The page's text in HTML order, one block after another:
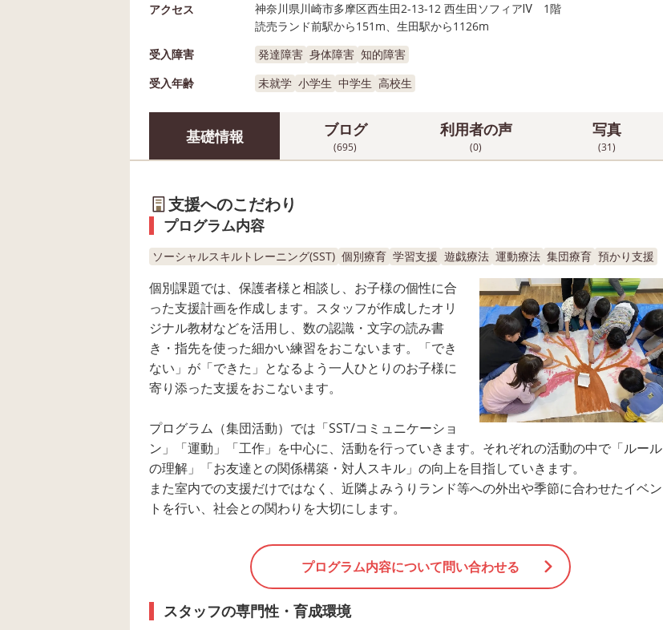
アクセス
神奈川県川崎市多摩区西生田2-13-12 西生田ソフィアⅣ 1階
読売ランド前駅から151m、生田駅から1126m
受入障害
発達障害 身体障害 知的障害
受入年齢
未就学 小学生 中学生 高校生
基礎情報 ブログ
(695)
利用者の声
(0)
写真
(31)
支援へのこだわり
プログラム内容
ソーシャルスキルトレーニング(SST) 個別療育 学習支援 遊戯療法 運動療法 集団療育 預かり支援
個別課題では、保護者様と相談し、お子様の個性に合
った支援計画を作成します。スタッフが作成したオリ
ジナル教材などを活用し、数の認識・文字の読み書
き・指先を使った細かい練習をおこないます。「でき
ない」が「できた」となるよう一人ひとりのお子様に
寄り添った支援をおこないます。
プログラム（集団活動）では「SST/コミュニケーショ
ン」「運動」「工作」を中心に、活動を行っていきます。それぞれの活動の中で「ルール
の理解」「お友達との関係構築・対人スキル」の向上を目指していきます。
また室内での支援だけではなく、近隣よみうりランド等への外出や季節に合わせたイベン
トを行い、社会との関わりを大切にします。
プログラム内容について問い合わせる
スタッフの専門性・育成環境